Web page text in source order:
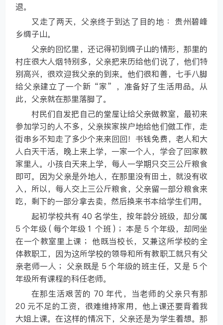
退。
又走了两天，父亲终于到达了目的地 ：贵州碧峰
乡绸子山。
父亲的回忆里，还记得初到绸子山的情形，那里的
村庄很大人烟特别多，父亲把来历给他们说了，他们特
别高兴，很欢迎我父亲的到来。他们很和善，七手八脚
给父亲建立了一个新“家”，准备好了生活用品。从
此，父亲就在那里落脚了。
村民们自发把自己的堂屋让给父亲做教室，最初来
参加学习的人不多，父亲挨家挨户地给他们做工作，走
街串乡不知走了多少个来来回回！书钱免费，老人和大
人白天干活，晚上来上学，一家一个人，学会了回家教
家里人。小孩白天来上学，每人一学期只交三公斤粮食
即可。因为父亲是外地人，在那里没有田土，就没有收
入，所以，每人交上三公斤粮食，父亲留一部分粮食来
吃，剩下的一部分拿去卖，然后换来书本给学生们用。
起初学校共有 40 名学生，按年龄分班级，却分属
5 个年级 ( 每个年级 1 个班 ) ；本是 5 个年级，却同坐
在一个教室里上课 ；他既当校长，又兼这所学校的全
体教职工，因为这所学校的领导和所有教职工就只有父
亲老师一人 ；父亲既是 5 个年级的班主任，又是 5 个
年级所有课程的科任老师。
在那生活艰苦的 70 年代，当老师的父亲只有那
20 元不足的工资，很难维持家用，他上课还要背着我
大姐上课。在这样的情况下，父亲还是为学生着想。那